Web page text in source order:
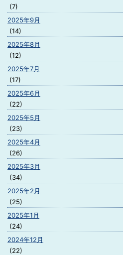
(7)
2025年9月
(14)
2025年8月
(12)
2025年7月
(17)
2025年6月
(22)
2025年5月
(23)
2025年4月
(26)
2025年3月
(34)
2025年2月
(25)
2025年1月
(24)
2024年12月
(22)